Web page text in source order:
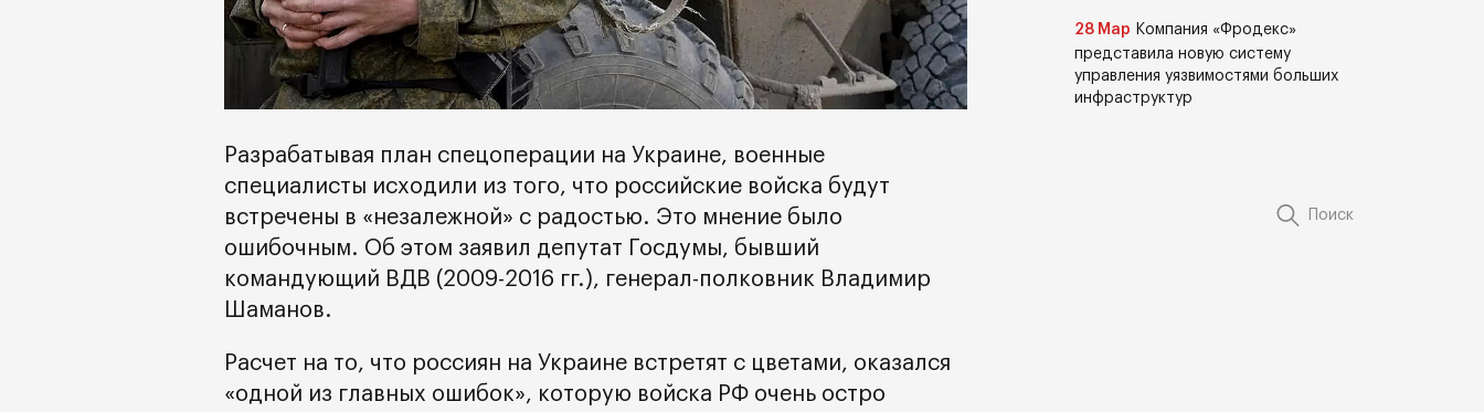
Разрабатывая план спецоперации на Украине, военные
специалисты исходили из того, что российские войска будут
встречены в «незалежной» с радостью. Это мнение было
ошибочным. Об этом заявил депутат Госдумы, бывший
командующий ВДВ (2009-2016 гг.), генерал-полковник Владимир
Шаманов.
Расчет на то, что россиян на Украине встретят с цветами, оказался
«одной из главных ошибок», которую войска РФ очень остро
28 Мар Компания «Фродекс»
представила новую систему
управления уязвимостями больших
инфраструктур
Поиск